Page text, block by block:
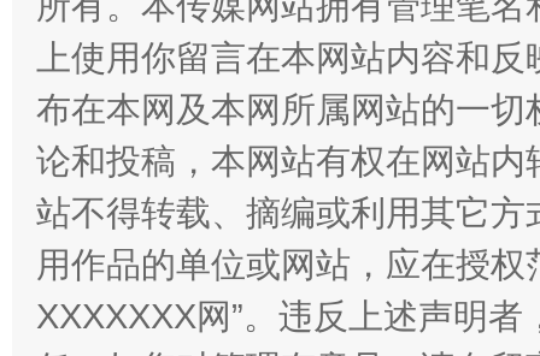
漫山遍野的桃花与雪山、麦地、白藏房 除
上使用你留言在本网站内容和
布在本网及本网所属网站的一
论和投稿，本网站有权在网站
站不得转载、摘编或利用其它
用作品的单位或网站，应在授
XXXXXXX网”。违反上述声明